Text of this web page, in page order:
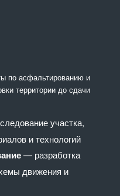
по асфальтированию и
территории до сдачи
участка,
и технологий
— разработка
движения и